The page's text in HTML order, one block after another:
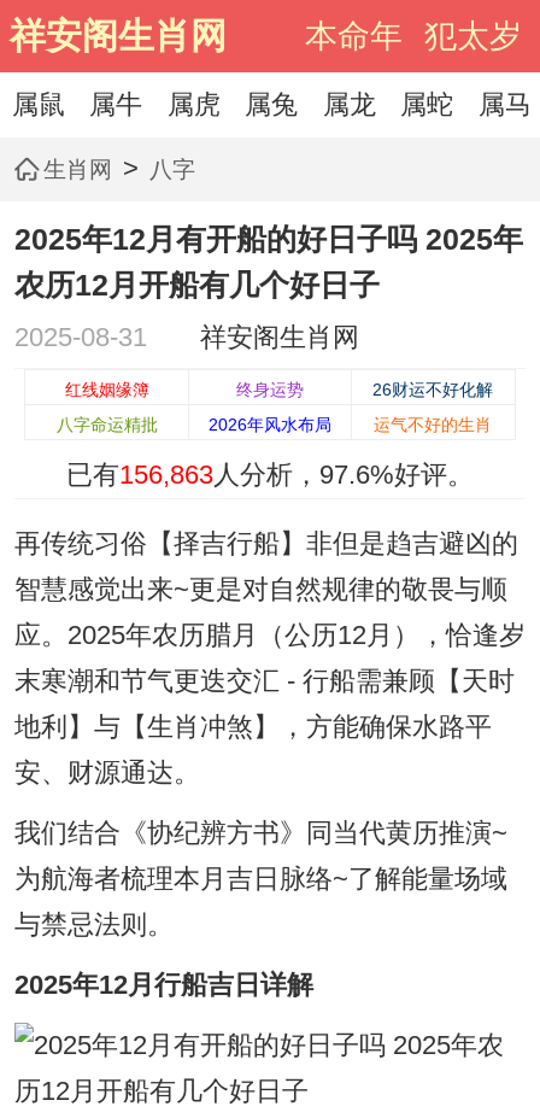
祥安阁生肖网 本命年 犯太岁
属鼠 属牛 属虎 属兔 属龙 属蛇 属马
生肖网 > 八字
2025年12月有开船的好日子吗 2025年
农历12月开船有几个好日子
2025-08-31 祥安阁生肖网
红线姻缘簿 终身运势
26财运不好化解
八字命运精批
2026年风水布局 运气不好的生肖
已有156,863人分析， 97.6%好评。
再传统习俗【择吉行船】非但是趋吉避凶的
智慧感觉出来~更是对自然规律的敬畏与顺
应。2025年农历腊月（公历12月），恰逢岁
末寒潮和节气更迭交汇 - 行船需兼顾【天时
地利】与【生肖冲煞】，方能确保水路平
安、财源通达。
我们结合《协纪辨方书》同当代黄历推演~
为航海者梳理本月吉日脉络~了解能量场域
与禁忌法则。
2025年12月行船吉日详解